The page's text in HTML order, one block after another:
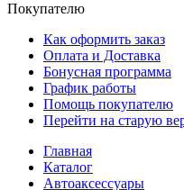
Покупателю
Как оформить заказ
Оплата и Доставка
Бонусная программа
График работы
Помощь покупателю
Перейти на старую
Главная
Каталог
Автоаксессуары